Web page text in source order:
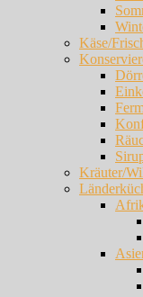
Käse/
Kräuter/